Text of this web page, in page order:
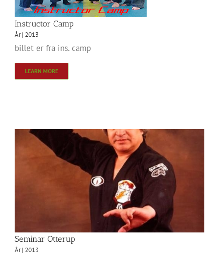
Instructor Camp
År | 2013
billet er fra ins. camp
LEARN MORE
Seminar Otterup
År | 2013